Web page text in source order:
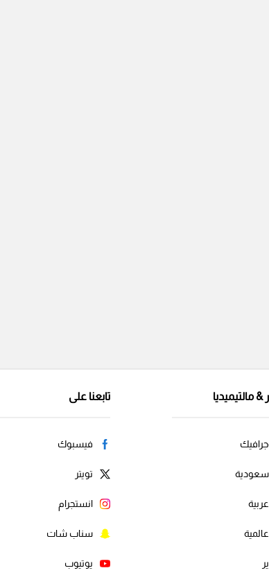
& مالتيميديا
سعودية
تابعنا على
فيسبوك
تويتر
انستجرام
سناب شات
يوتيوب